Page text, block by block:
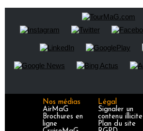
Nos médias
AirMaG
Brochures en
ligne
Légal
Signaler un
contenu illicite
Plan du site